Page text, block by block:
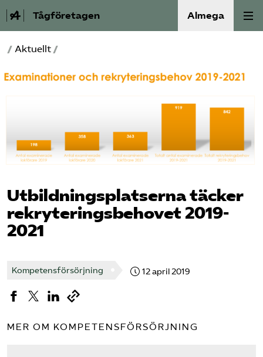
Tågföretagen Almega
Aktuellt
Reformagenda för järnvägen
Aktiviteter
Kontakt
/ Aktuellt /
Utbildningsplatserna täcker
rekryteringsbehovet 2019-
2021
Kompetensförsörjning 12 april 2019
MER OM KOMPETENSFÖRSÖRJNING